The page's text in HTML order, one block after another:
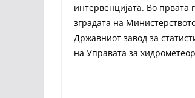
интервенцијата. Во првата
зградата на
Државниот завод за
на Управата за